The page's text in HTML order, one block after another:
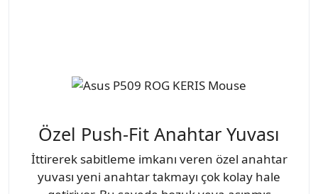
Özel Push-Fit Anahtar Yuvası
İttirerek sabitleme imkanı veren özel anahtar
yuvası yeni anahtar takmayı çok kolay hale